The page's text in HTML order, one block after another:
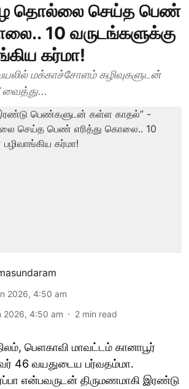
தொல்லை செய்த பெண்
10 வருடங்களுக்கு
கர்மா!
மக்காச்சோளம் கழிவுகளுடன்
வைத்து...
2026, 4:50 am
2026, 4:50 am 2 min read
பெளகாவி மாவட்டம் கானாபூர்
46 வயதுடைய பர்வதம்மா.
என்பவருடன் திருமணமாகி இரண்டு